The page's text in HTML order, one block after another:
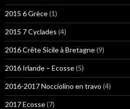
2015 6 Grèce(1)
2015 7 Cyclades (4)
2016 Crête Sicile à Bretagne(9)
2016 Irlande – Ecosse(5)
2016-2017 Nocciolino en travo (4)
2017 Ecosse(7)